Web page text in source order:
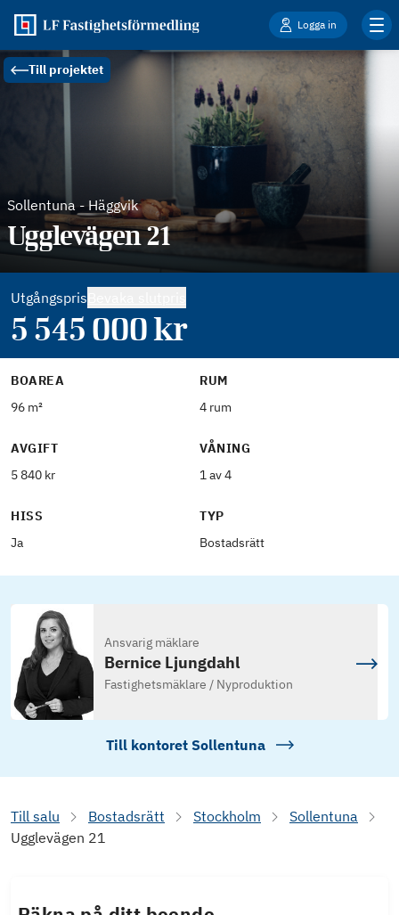
Logga in
Till projektet
Sollentuna -Häggvik
Ugglevägen 21
Utgångspris
5 545 000kr
BOAREA
96 m²
RUM
4 rum
AVGIFT
5 840 kr
VÅNING
1 av 4
HISS
Ja
TYP
Bostadsrätt
Ansvarig mäklare
Bernice Ljungdahl
Fastighetsmäklare / Nyproduktion
Till kontoret Sollentuna
Till salu Bostadsrätt Stockholm
Sollentuna
Ugglevägen 21